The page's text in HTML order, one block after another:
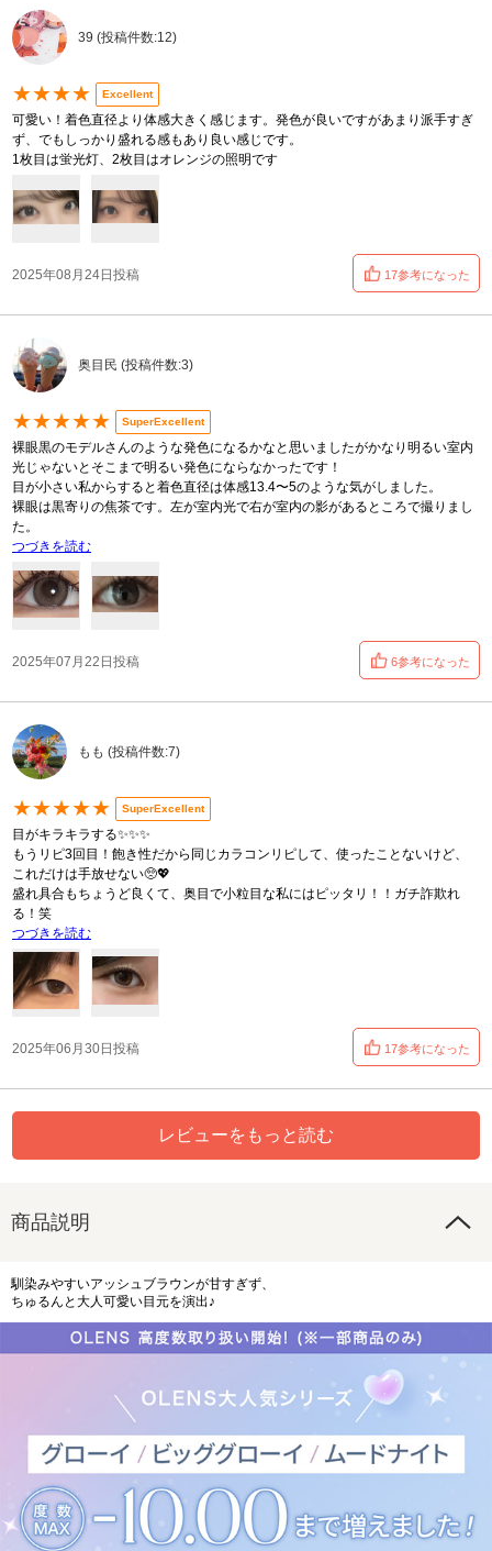
39 (投稿件数:12)
★★★★ Excellent
可愛い！着色直径より体感大きく感じます。発色が良いですがあまり派手すぎ
ず、でもしっかり盛れる感もあり良い感じです。
1枚目は蛍光灯、2枚目はオレンジの照明です
2025年08月24日投稿 17参考になった
奥目民 (投稿件数:3)
★★★★★ SuperExcellent
裸眼黒のモデルさんのような発色になるかなと思いましたがかなり明るい室内
光じゃないとそこまで明るい発色にならなかったです！
目が小さい私からすると着色直径は体感13.4〜5のような気がしました。
裸眼は黒寄りの焦茶です。左が室内光で右が室内の影があるところで撮りまし
た。
つづきを読む
2025年07月22日投稿 6参考になった
もも (投稿件数:7)
★★★★★ SuperExcellent
目がキラキラする✨✨✨
もうリピ3回目！飽き性だから同じカラコンリピして、使ったことないけど、
これだけは手放せない🥺💖
盛れ具合もちょうど良くて、奥目で小粒目な私にはピッタリ！！ガチ詐欺れ
る！笑
つづきを読む
2025年06月30日投稿 17参考になった
レビューをもっと読む
商品説明
馴染みやすいアッシュブラウンが甘すぎず、
ちゅるんと大人可愛い目元を演出♪